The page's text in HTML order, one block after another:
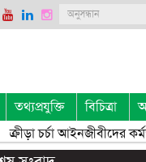
তথ্যপ্রযুক্তি বিচিত্রা
চর্চা আইনজীবীদের